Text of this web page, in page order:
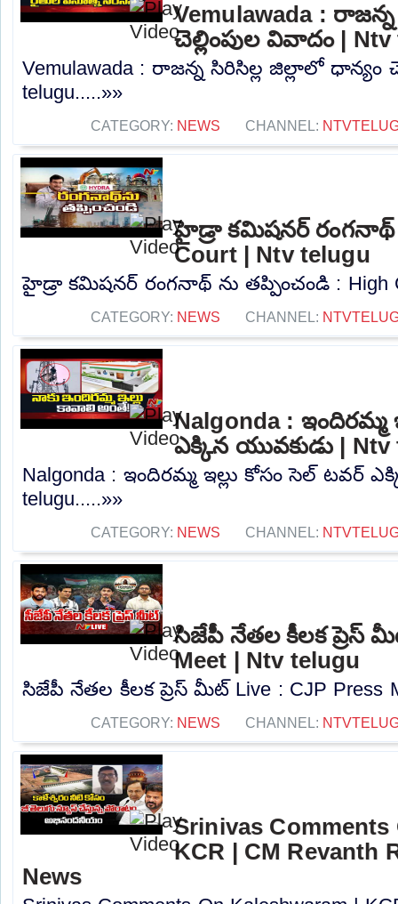
Vemulawada :
చెల్లింపుల వివాదం |
Vemulawada : రాజన్న సిరిసిల్ల జిల్లాలో ధాన్యం
telugu.....»»
CATEGORY: NEWS CHANNEL:
హైడ్రా కమిషనర్ రంగనాథ్
Court | Ntv telugu
హైడ్రా కమిషనర్ రంగనాథ్ ను తప్పించండి : High
CATEGORY: NEWS CHANNEL:
Nalgonda : ఇందిరమ్మ
ఎక్కిన యువకుడు | Ntv
Nalgonda : ఇందిరమ్మ ఇల్లు కోసం సెల్ టవర్
telugu.....»»
CATEGORY: NEWS CHANNEL:
సిజేపీ నేతల కీలక ప్రెస్
Meet | Ntv telugu
సిజేపీ నేతల కీలక ప్రెస్ మీట్ Live : CJP Press
CATEGORY: NEWS CHANNEL:
Srinivas Comments
KCR | CM Revanth
News